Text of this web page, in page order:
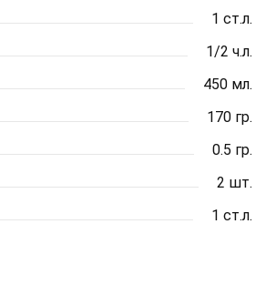
1 ст.л.
1/2 ч.л.
450 мл.
170 гр.
0.5 гр.
2 шт.
1 ст.л.